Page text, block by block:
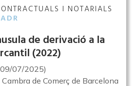
I NOTARIALS
de derivació a la
(2022)
07/2025)
de Comerç de Barcelona